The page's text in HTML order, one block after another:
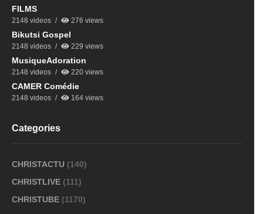
FILMS
2148 videos 276 views
Bikutsi Gospel
2148 videos 229 views
MusiqueAdoration
2148 videos 220 views
CAMER Comédie
2148 videos 164 views
Categories
CHRISTACTU (140)
CHRISTLIVE (111)
CHRISTUBE (1170)